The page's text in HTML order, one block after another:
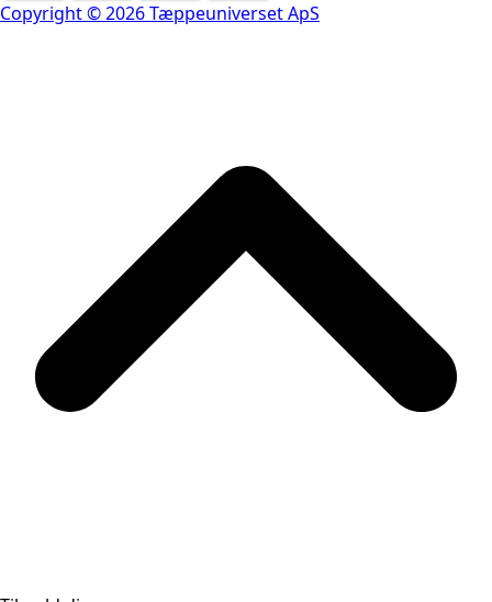
Copyright © 2026 Tæppeuniverset ApS